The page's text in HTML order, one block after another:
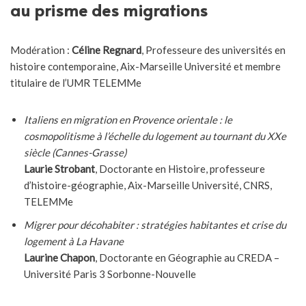
au prisme des migrations
Modération : Céline Regnard, Professeure des universités en
histoire contemporaine, Aix-Marseille Université et membre
titulaire de l’UMR TELEMMe
Italiens en migration en Provence orientale : le
cosmopolitisme à l’échelle du logement au tournant du XXe
siècle (Cannes-Grasse)
Laurie Strobant, Doctorante en Histoire, professeure
d’histoire-géographie, Aix-Marseille Université, CNRS,
TELEMMe
Migrer pour décohabiter : stratégies habitantes et crise du
logement à La Havane
Laurine Chapon, Doctorante en Géographie au CREDA –
Université Paris 3 Sorbonne-Nouvelle